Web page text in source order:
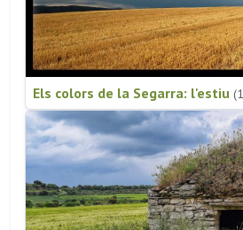
Els colors de la Segarra: l'estiu